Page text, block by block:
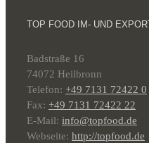
TOP FOOD IM- UND
Badstraße 16
74072 Heilbronn
Telefon: +49 7131 72422 0
Fax: +49 7131 72422 22
E-Mail: info@topfood.de
Webseite: http://topfood.de